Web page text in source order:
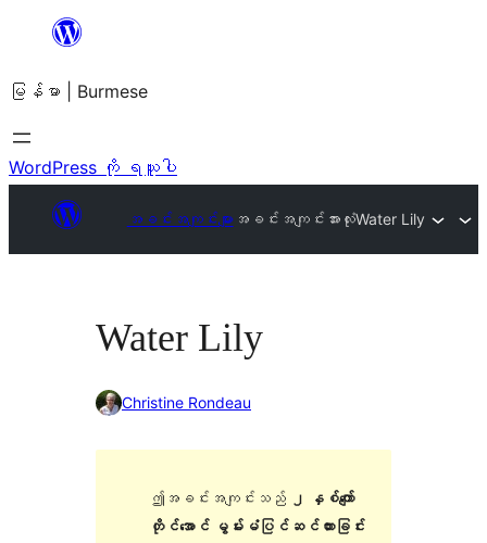
အကြောင်းအရာ
ကျော်သွား
ရန်
မြန်မာ | Burmese
WordPress ကို ရယူပါ
အခင်းအကျင်းများ အခင်းအကျင်းအားလုံးWater Lily
Water Lily
Christine Rondeau
ဤအခင်းအကျင်းသည်
၂ နှစ်ကျော်
တိုင်အောင် မွမ်းမံပြင်ဆင်ထားခြင်း